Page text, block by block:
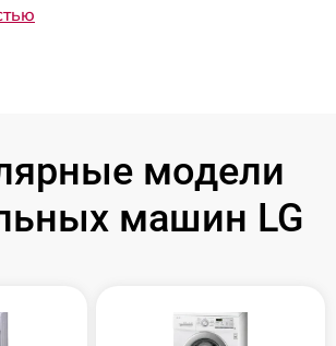
модели
машин LG